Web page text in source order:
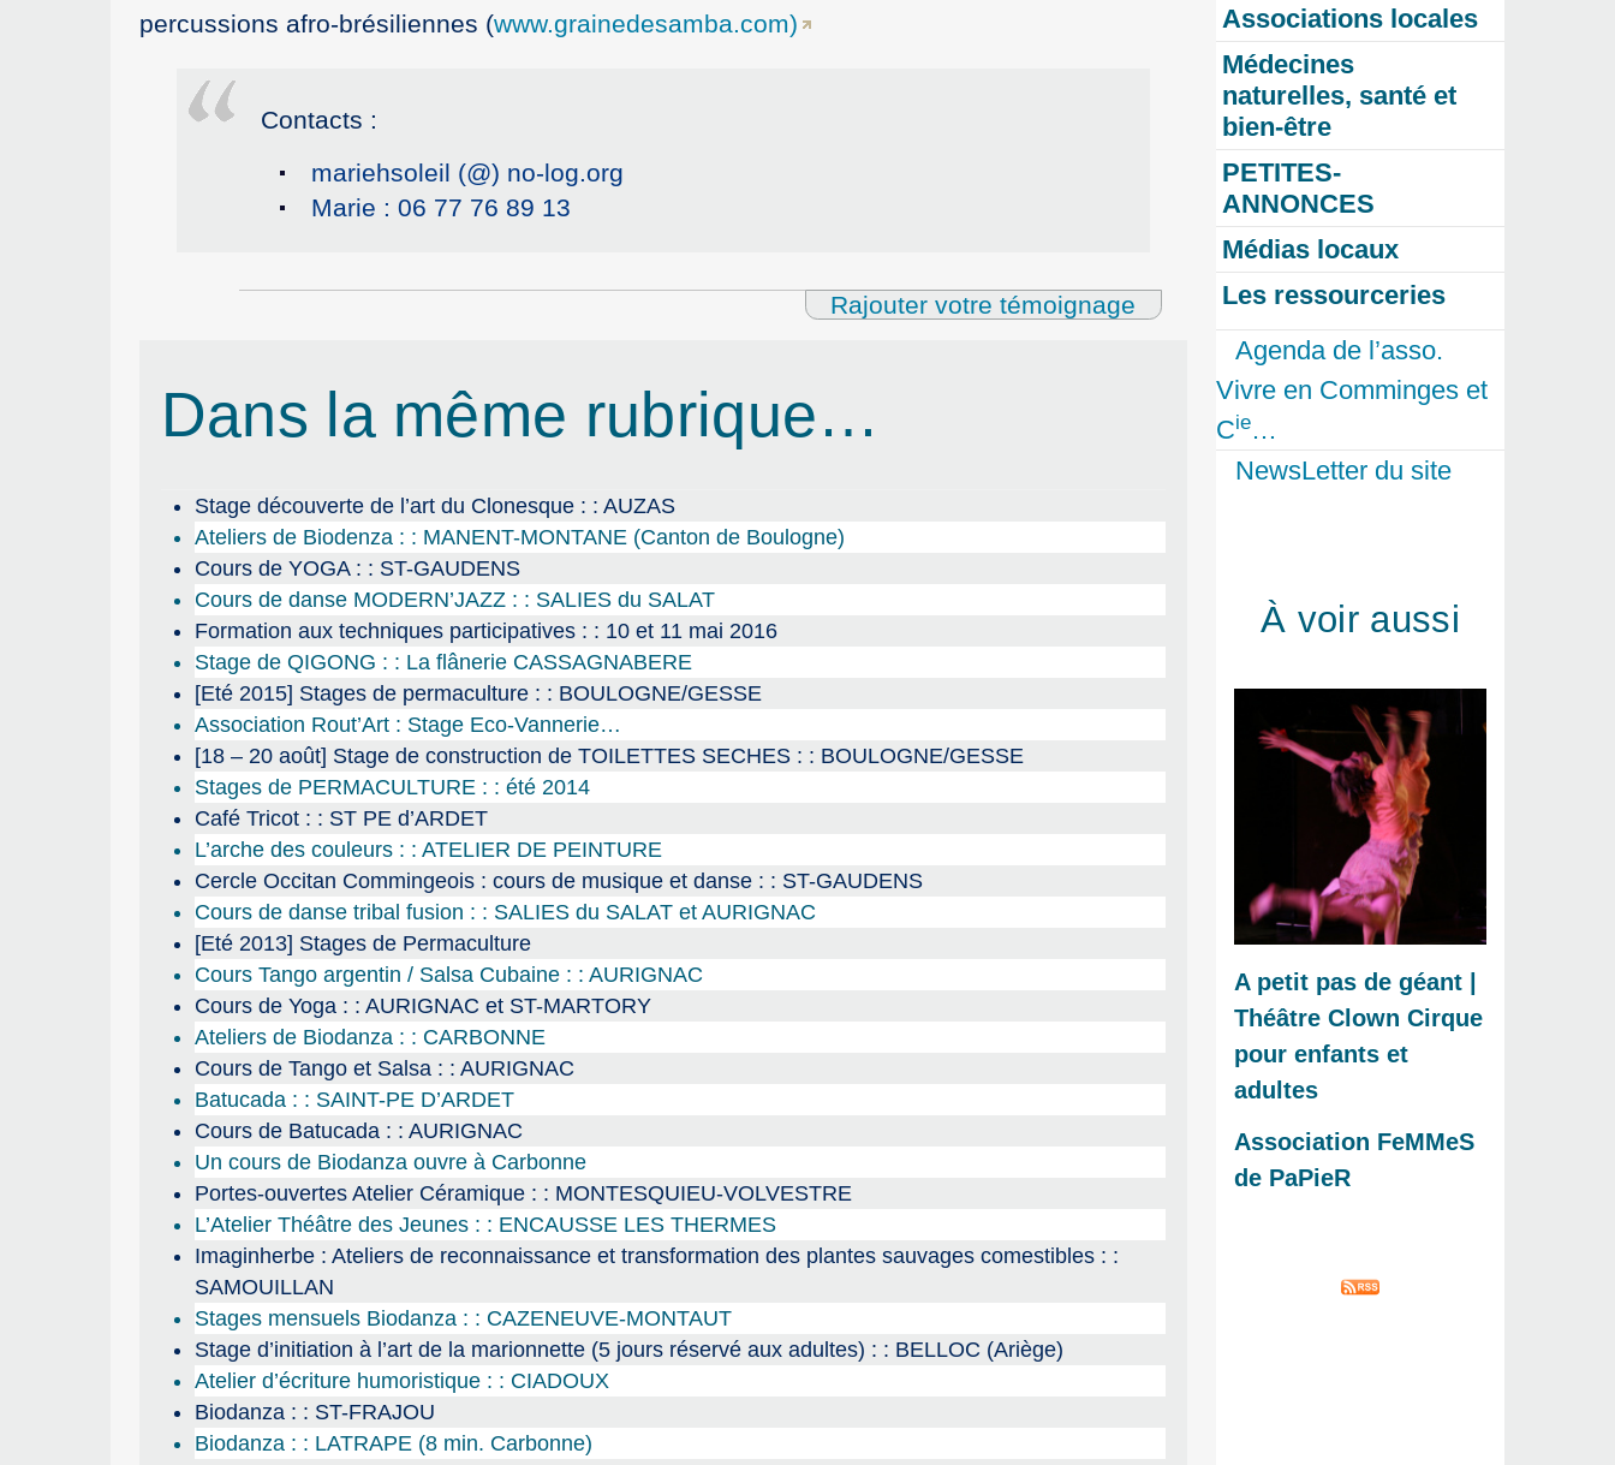
percussions afro-brésiliennes (www.grainedesamba.com)
Contacts :
mariehsoleil (@) no-log.org
Marie : 06 77 76 89 13
Rajouter votre témoignage
Dans la même rubrique…
Stage découverte de l’art du Clonesque : : AUZAS
Ateliers de Biodenza : : MANENT-MONTANE (Canton de Boulogne)
Cours de YOGA : : ST-GAUDENS
Cours de danse MODERN’JAZZ : : SALIES du SALAT
Formation aux techniques participatives : : 10 et 11 mai 2016
Stage de QIGONG : : La flânerie CASSAGNABERE
[Eté 2015] Stages de permaculture : : BOULOGNE/GESSE
Association Rout’Art : Stage Eco-Vannerie…
[18 – 20 août] Stage de construction de TOILETTES SECHES : : BOULOGNE/GESSE
Stages de PERMACULTURE : : été 2014
Café Tricot : : ST PE d’ARDET
L’arche des couleurs : : ATELIER DE PEINTURE
Cercle Occitan Commingeois : cours de musique et danse : : ST-GAUDENS
Cours de danse tribal fusion : : SALIES du SALAT et AURIGNAC
[Eté 2013] Stages de Permaculture
Cours Tango argentin / Salsa Cubaine : : AURIGNAC
Cours de Yoga : : AURIGNAC et ST-MARTORY
Ateliers de Biodanza : : CARBONNE
Cours de Tango et Salsa : : AURIGNAC
Batucada : : SAINT-PE D’ARDET
Cours de Batucada : : AURIGNAC
Un cours de Biodanza ouvre à Carbonne
Portes-ouvertes Atelier Céramique : : MONTESQUIEU-VOLVESTRE
L’Atelier Théâtre des Jeunes : : ENCAUSSE LES THERMES
Imaginherbe : Ateliers de reconnaissance et transformation des plantes sauvages comestibles : :
SAMOUILLAN
Stages mensuels Biodanza : : CAZENEUVE-MONTAUT
Stage d’initiation à l’art de la marionnette (5 jours réservé aux adultes) : : BELLOC (Ariège)
Atelier d’écriture humoristique : : CIADOUX
Biodanza : : ST-FRAJOU
Biodanza : : LATRAPE (8 min. Carbonne)
Associations locales
Médecines
naturelles, santé et
bien-être
PETITES-
ANNONCES
Médias locaux
Les ressourceries
Agenda de l’asso.
Vivre en Comminges et
Cie…
NewsLetter du site
À voir aussi
A petit pas de géant |
Théâtre Clown Cirque
pour enfants et
adultes
Association FeMMeS
de PaPieR